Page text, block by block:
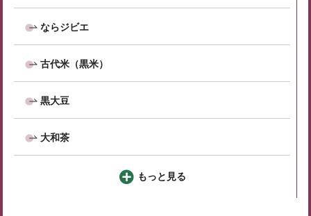
ならジビエ
古代米（黒米）
黒大豆
大和茶
もっと見る